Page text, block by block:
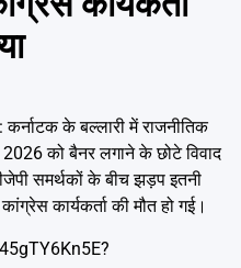
के बल्लारी में राजनीतिक
को बैनर लगाने के छोटे विवाद
समर्थकों के बीच झड़प इतनी
कार्यकर्ता की मौत हो गई।